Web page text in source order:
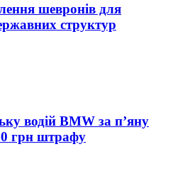
шевронів для
структур
водій BMW за п’яну
грн штрафу